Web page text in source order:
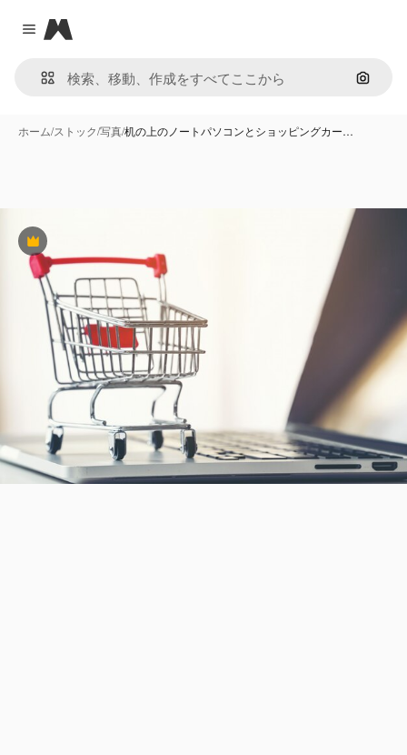
Close menu
Magnific
画像で
ホーム/ストック/写真/机の上のノートパソコンとショッピングカー…
Premium